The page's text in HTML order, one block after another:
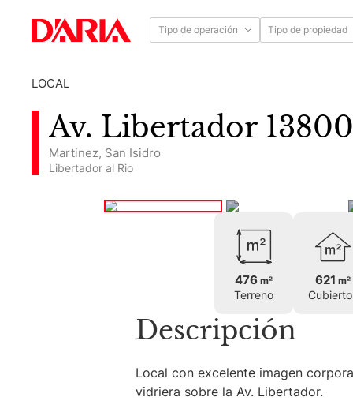
Tipo de operación Tipo de propiedad
LOCAL
Av. Libertador 13800
Martinez, San Isidro
Libertador al Rio
476 m²
Terreno
621 m²
Descripción
Local con excelente imagen
vidriera sobre la Av. Libertador.